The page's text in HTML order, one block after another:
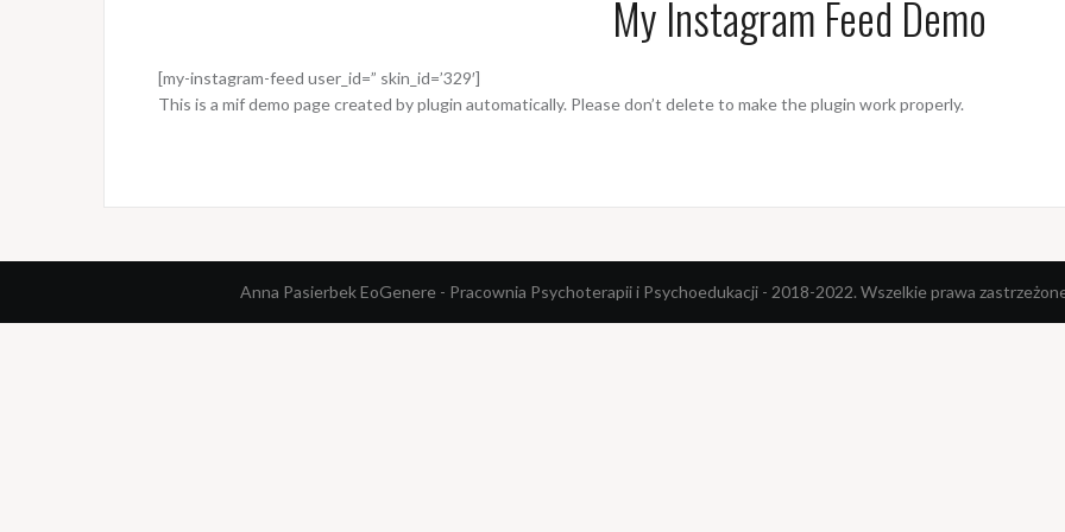
My Instagram Feed Demo
[my-instagram-feed user_id=” skin_id=’329′]
This is a mif demo page created by plugin automatically. Please don’t delete to make the plugin work properly.
Anna Pasierbek EoGenere - Pracownia Psychoterapii i Psychoedukacji - 2018-2022. Wszelkie prawa